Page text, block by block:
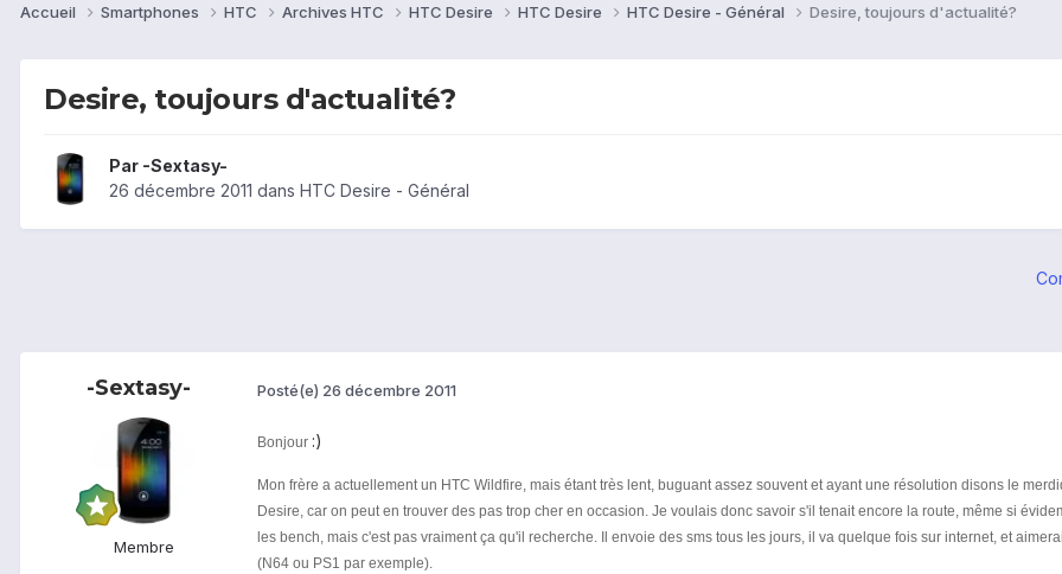
Accueil Smartphones HTC Archives HTC HTC Desire HTC Desire HTC Desire - Général Desire, toujours d'actualité?
Desire, toujours d'actualité?
Par -Sextasy-
26 décembre 2011 dans HTC Desire - Général
-Sextasy-
Membre
Posté(e) 26 décembre 2011
Bonjour :)
Mon frère a actuellement un HTC Wildfire, mais étant très lent, buguant assez souvent et ayant une résolution disons le
Desire, car on peut en trouver des pas trop cher en occasion. Je voulais donc savoir s'il tenait encore la route, même si
les bench, mais c'est pas vraiment ça qu'il recherche. Il envoie des sms tous les jours, il va quelque fois sur internet, et
(N64 ou PS1 par exemple).